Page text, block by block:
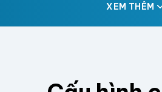
XEM THÊM